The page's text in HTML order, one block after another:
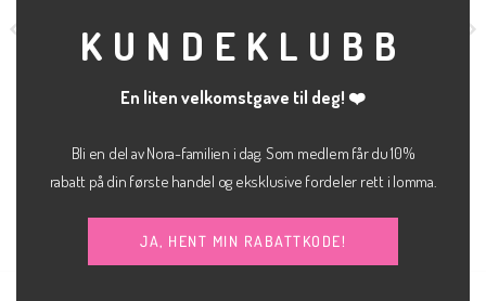
Columbine loose fit tee sort
kr500.00
CARDIGAN
Lulu cardigan 21
kr700.00
KUNDEKLUBB
En liten velkomstgave til deg! ❤️
Bli en del av Nora-familien i dag. Som medlem får du 10%
rabatt på din første handel og eksklusive fordeler rett i lomma.
JA, HENT MIN RABATTKODE!